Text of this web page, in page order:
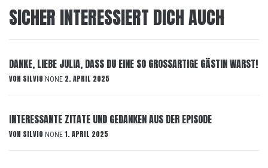
SICHER INTERESSIERT DICH AUCH
DANKE, LIEBE JULIA, DASS DU EINE SO GROSSARTIGE GÄSTIN WARST!
VON SILVIO NONE 2. APRIL 2025
INTERESSANTE ZITATE UND GEDANKEN AUS DER EPISODE
VON SILVIO NONE 1. APRIL 2025